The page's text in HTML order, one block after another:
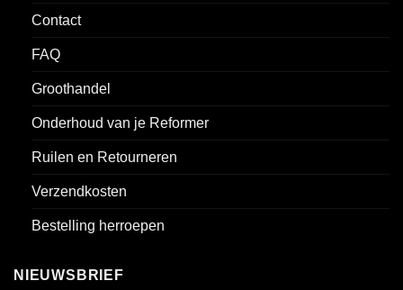
Contact
FAQ
Groothandel
Onderhoud van je Reformer
Ruilen en Retourneren
Verzendkosten
Bestelling herroepen
NIEUWSBRIEF